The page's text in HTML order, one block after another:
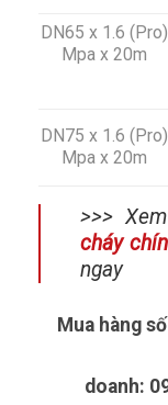
DN65 x 1.6 (Pro)
Mpa x 20m
DN75 x 1.6 (Pro)
Mpa x 20m
>>>
cháy
ngay
Mua hàng
doanh: